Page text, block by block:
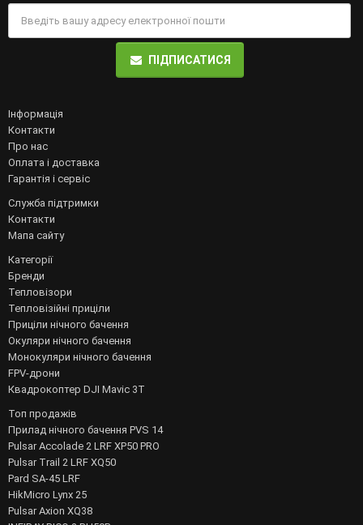
ПІДПИСАТИСЯ
Інформація
Контакти
Про нас
Оплата і доставка
Гарантія і сервіс
Служба підтримки
Контакти
Мапа сайту
Категорії
Бренди
Тепловізори
Тепловізійні приціли
Приціли нічного бачення
Окуляри нічного бачення
Монокуляри нічного бачення
FPV-дрони
Квадрокоптер DJI Mavic 3T
Топ продажів
Прилад нічного бачення PVS 14
Pulsar Accolade 2 LRF XP50 PRO
Pulsar Trail 2 LRF XQ50
Pard SA-45 LRF
HikMicro Lynx 25
Pulsar Axion XQ38